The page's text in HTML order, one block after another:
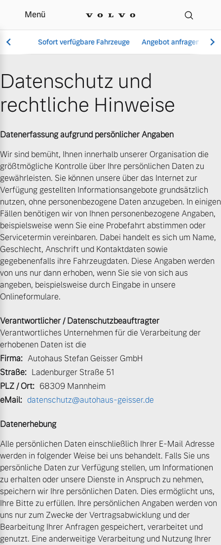
Datenschutz |
Menü
Sofort verfügbare Fahrzeuge Angebot anfragen
Vollelektrisch
6 Modelle
Plug-in Hybrid
3 Modelle
Mild-Hybrid
4 Modelle
Geschäftskunden
Editionsmodelle
Konnektivität
Fahrzeug konfigurieren
Sofort verfügbare Fahrzeuge
Aktuelle Angebote
Geschäftskunden
Volvo Gebrauchtwagenbörse
Gebrauchtwagen
Volvo kauft Ihr Auto
Aktuelle Zubehörangebote
Zubehörkatalog
Aktuelle Serviceangebote
Sie erhalten bei uns eine
Vielzahl von Original
Volvo Winter- und
Sommer Kompletträder.
Bitte sprechen Sie uns
direkt an.
Mehr erfahren
Über uns
Unser Team
Kontakt und Anfahrt
Unsere News & Events
Datenschutz und
rechtliche Hinweise
Datenerfassung aufgrund persönlicher Angaben
Wir sind bemüht, Ihnen innerhalb unserer Organisation die
größtmögliche Kontrolle über Ihre persönlichen Daten zu
gewährleisten. Sie können unsere über das Internet zur
Verfügung gestellten Informationsangebote grundsätzlich
nutzen, ohne personenbezogene Daten anzugeben. In einigen
Fällen benötigen wir von Ihnen personenbezogene Angaben,
beispielsweise wenn Sie eine Probefahrt abstimmen oder
Servicetermin vereinbaren. Dabei handelt es sich um Name,
Geschlecht, Anschrift und Kontaktdaten sowie
gegebenenfalls ihre Fahrzeugdaten. Diese Angaben werden
von uns nur dann erhoben, wenn Sie sie von sich aus
angeben, beispielsweise durch Eingabe in unsere
Onlineformulare.
Verantwortlicher / Datenschutzbeauftragter
Verantwortliches Unternehmen für die Verarbeitung der
erhobenen Daten ist die
Firma: Autohaus Stefan Geisser GmbH
Straße: Ladenburger Straße 51
PLZ / Ort: 68309 Mannheim
eMail: datenschutz@autohaus-geisser.de
Datenerhebung
Alle persönlichen Daten einschließlich Ihrer E-Mail Adresse
werden in folgender Weise bei uns behandelt. Falls Sie uns
persönliche Daten zur Verfügung stellen, um Informationen
zu erhalten oder unsere Dienste in Anspruch zu nehmen,
speichern wir Ihre persönlichen Daten. Dies ermöglicht uns,
Ihre Bitte zu erfüllen. Ihre persönlichen Angaben werden von
uns nur zum Zwecke der Vertragsabwicklung und der
Bearbeitung Ihrer Anfragen gespeichert, verarbeitet und
genutzt. Eine anderweitige Verarbeitung und Nutzung Ihrer